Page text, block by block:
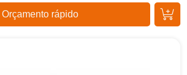
Orçamento rápido